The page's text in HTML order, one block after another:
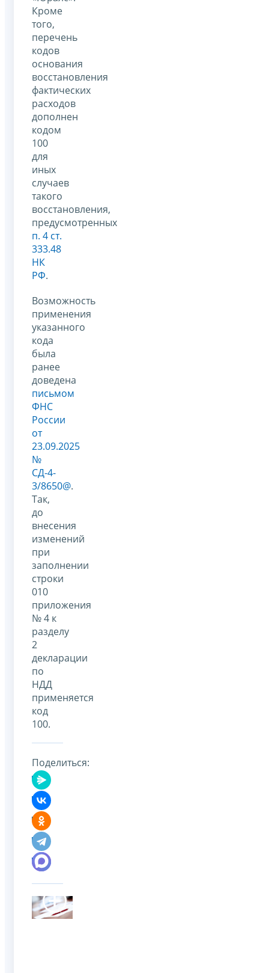
Кроме
того,
перечень
кодов
основания
восстановления
фактических
расходов
дополнен
кодом
100
для
иных
случаев
такого
восстановления,
предусмотренных
п. 4 ст.
333.48
НК
РФ.
Возможность
применения
указанного
кода
была
ранее
доведена
письмом
ФНС
России
от
23.09.2025
№
СД-4-
3/8650@.
Так,
до
внесения
изменений
при
заполнении
строки
010
приложения
№ 4 к
разделу
2
декларации
по
НДД
применяется
код
100.
Поделиться: